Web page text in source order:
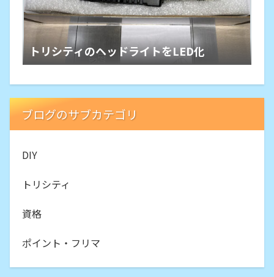
トリシティのヘッドライトをLED化
ブログのサブカテゴリ
DIY
トリシティ
資格
ポイント・フリマ